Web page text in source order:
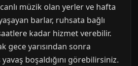
müzik olan yerler ve hafta
barlar, ruhsata bağlı
kadar hizmet verebilir.
gece yarısından sonra
boşaldığını görebilirsiniz.